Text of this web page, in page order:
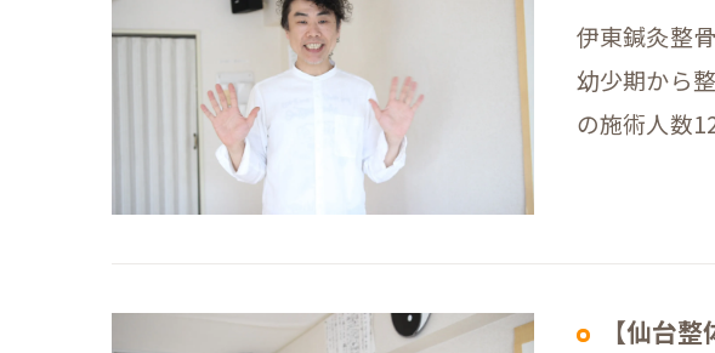
伊東鍼灸整
幼少期から
の施術人数
【仙台